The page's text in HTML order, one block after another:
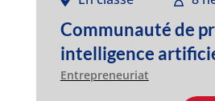
Communauté de
intelligence
Entrepreneuriat